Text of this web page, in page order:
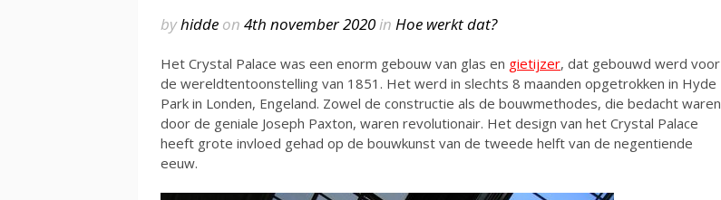
byhidde on 4th november 2020in Hoe werkt dat?
Het Crystal Palace was een enorm gebouw van glas en gietijzer, dat gebouwd werd voor
de wereldtentoonstelling van 1851. Het werd in slechts 8 maanden opgetrokken in Hyde
Park in Londen, Engeland. Zowel de constructie als de bouwmethodes, die bedacht waren
door de geniale Joseph Paxton, waren revolutionair. Het design van het Crystal Palace
heeft grote invloed gehad op de bouwkunst van de tweede helft van de negentiende
eeuw.